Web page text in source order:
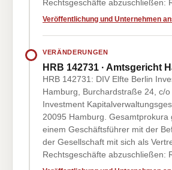
Rechtsgeschäfte abzuschließen:
Veröffentlichung und Unternehmen
VERÄNDERUNGEN
HRB 142731 · Amtsgericht
HRB 142731: DIV Elfte Berlin
Hamburg, Burchardstraße 24, c/o
Investment
20095 Hamburg. Gesamtprokura
einem Geschäftsführer mit der
der Gesellschaft mit sich als
Rechtsgeschäfte abzuschließen: